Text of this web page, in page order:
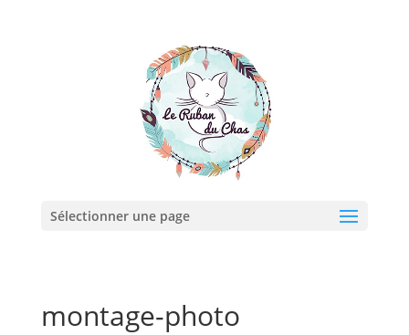
Sélectionner une page
montage-photo